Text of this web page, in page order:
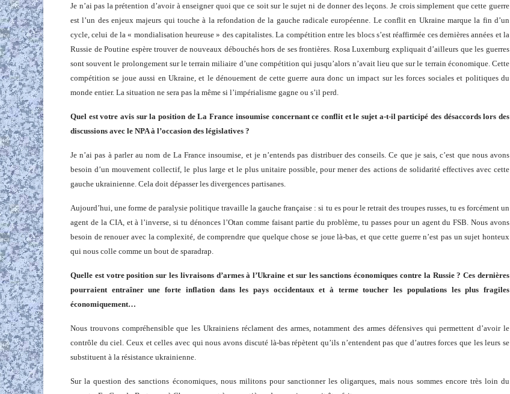
Je n’ai pas la prétention d’avoir à enseigner quoi que ce soit sur le sujet ni de donner des leçons. Je crois simplement que cette guerre
est l’un des enjeux majeurs qui touche à la refondation de la gauche radicale européenne. Le conflit en Ukraine marque la fin d’un
cycle, celui de la « mondialisation heureuse » des capitalistes. La compétition entre les blocs s’est réaffirmée ces dernières années et la
Russie de Poutine espère trouver de nouveaux débouchés hors de ses frontières. Rosa Luxemburg expliquait d’ailleurs que les guerres
sont souvent le prolongement sur le terrain miliaire d’une compétition qui jusqu’alors n’avait lieu que sur le terrain économique. Cette
compétition se joue aussi en Ukraine, et le dénouement de cette guerre aura donc un impact sur les forces sociales et politiques du
monde entier. La situation ne sera pas la même si l’impérialisme gagne ou s’il perd.
Quel est votre avis sur la position de La France insoumise concernant ce conflit et le sujet a-t-il participé des désaccordslors des
discussions avec le NPA à l’occasion des législatives ?
Je n’ai pas à parler au nom de La France insoumise, et je n’entends pas distribuer des conseils. Ce que je sais, c’est que nous avons
besoin d’un mouvement collectif, le plus large et le plus unitaire possible, pour mener des actions de solidarité effectives avec cette
gauche ukrainienne. Cela doit dépasser les divergences partisanes.
Aujourd’hui, une forme de paralysie politique travaille la gauche française : si tu es pour le retrait des troupes russes, tu es forcément un
agent de la CIA, et à l’inverse, si tu dénonces l’Otan comme faisant partie du problème, tu passes pour un agent du FSB. Nous avons
besoin de renouer avec la complexité, de comprendre que quelque chose se joue là-bas, et que cette guerre n’est pas un sujet honteux
qui nous colle comme un bout de sparadrap.
Quelle est votre position sur les livraisons d’armes à l’Ukraine et sur les sanctions économiques contre la Russie ? Ces dernières
pourraient entraîner une forte inflation dans les pays occidentaux et à terme toucher les populations les plus fragiles
économiquement…
Nous trouvons compréhensible que les Ukrainiens réclament des armes, notamment des armes défensives qui permettent d’avoir le
contrôle du ciel. Ceux et celles avec qui nous avons discuté là-bas répètent qu’ils n’entendent pas que d’autres forces que les leurs se
substituent à la résistance ukrainienne.
Sur la question des sanctions économiques, nous militons pour sanctionner les oligarques, mais nous sommes encore très loin du